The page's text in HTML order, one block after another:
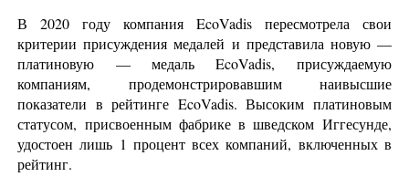
В 2020 году компания EcoVadis пересмотрела свои
критерии присуждения медалей и представила новую —
платиновую — медаль EcoVadis, присуждаемую
компаниям, продемонстрировавшим наивысшие
показатели в рейтинге EcoVadis. Высоким платиновым
статусом, присвоенным фабрике в шведском Иггесунде,
удостоен лишь 1 процент всех компаний, включенных в
рейтинг.